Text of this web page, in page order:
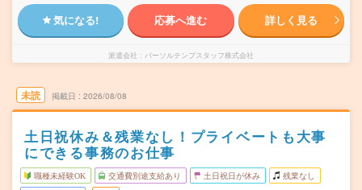
気になる! 応募へ進む 詳しく見る
派遣会社 パーソルテンプスタッフ株式会社
未読 掲載日 2026/08/08
土日祝休み＆残業なし！プライベートも大事
にできる事務のお仕事
職種未経験OK 交通費別途支給あり 土日祝日が休み 残業なし